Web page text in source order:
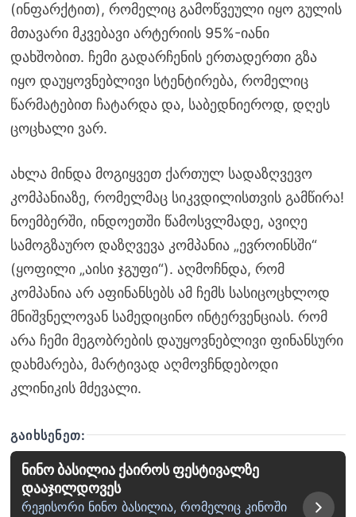
(ინფარქტით), რომელიც გამოწვეული იყო გულის
მთავარი მკვებავი არტერიის 95%-იანი
დახშობით. ჩემი გადარჩენის ერთადერთი გზა
იყო დაუყოვნებლივი სტენტირება, რომელიც
წარმატებით ჩატარდა და, საბედნიეროდ, დღეს
ცოცხალი ვარ.
ახლა მინდა მოგიყვეთ ქართულ სადაზღვევო
კომპანიაზე, რომელმაც სიკვდილისთვის გამწირა!
ნოემბერში, ინდოეთში წამოსვლმადე, ავიღე
სამოგზაურო დაზღვევა კომპანია „ევროინსში“
(ყოფილი „აისი ჯგუფი“). აღმოჩნდა, რომ
კომპანია არ აფინანსებს ამ ჩემს სასიცოცხლოდ
მნიშვნელოვან სამედიცინო ინტერვენციას. რომ
არა ჩემი მეგობრების დაუყოვნებლივი ფინანსური
დახმარება, მარტივად აღმოვჩნდებოდი
კლინიკის მძევალი.
ᲒᲐᲘᲮᲡᲔᲜᲔᲗ:
ნინო ბასილია ქაიროს ფესტივალზე
დააჯილდოვეს
რეჟისორი ნინო ბასილია, რომელიც კინოში